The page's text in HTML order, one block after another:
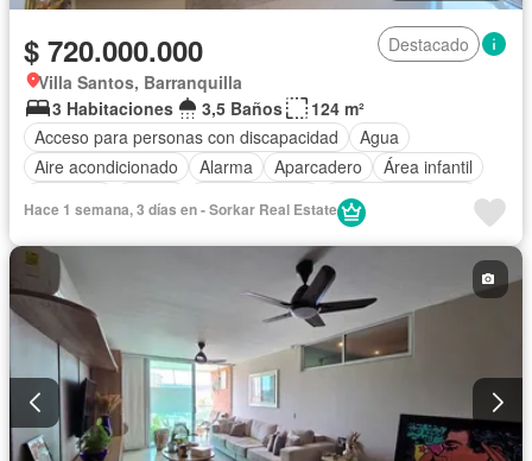
$ 720.000.000
Destacado
Villa Santos, Barranquilla
3 Habitaciones
3,5 Baños
124 m²
Acceso para personas con discapacidad
Agua
Aire acondicionado
Alarma Aparcadero
Área infantil
Cuarto de servicio
Jardín
Sauna
Tanque de agua
Vista panorámica
Hace 1 semana, 3 días en - Sorkar Real Estate